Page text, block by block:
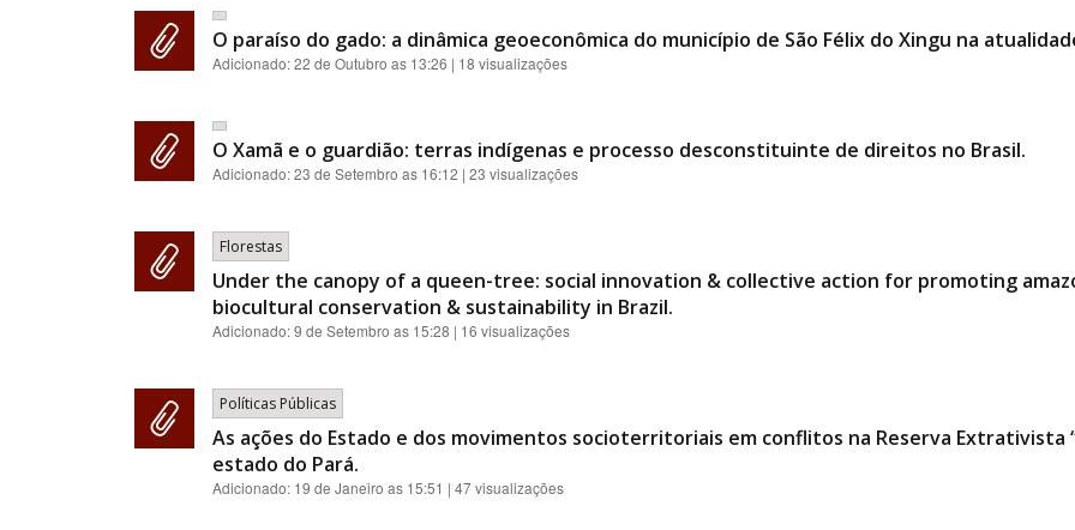
O paraíso do gado: a dinâmica geoeconômica do município de São Félix do Xingu na
Adicionado:22 de Outubro as 13:26 | 18 visualizações
O Xamã e o guardião: terras indígenas e processo desconstituinte de direitos no Brasil.
Adicionado:23 de Setembro as 16:12 | 23 visualizações
Florestas
Under the canopy of a queen-tree: social innovation & collective action for promoting
biocultural conservation & sustainability in Brazil.
Adicionado:9 de Setembro as 15:28 | 16 visualizações
Políticas Públicas
As ações do Estado e dos movimentos socioterritoriais em conflitos na Reserva Extrativista
estado do Pará.
Adicionado: 19 de Janeiro as 15:51 | 47 visualizações